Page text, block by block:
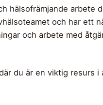
hälsofrämjande arbete
och har ett
och arbete med
du är en viktig resurs